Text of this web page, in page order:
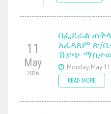
11
May
2026
በፌደራል
አፈጻጸም ጽ/
ሽያጭ
Monday, May
READ MORE